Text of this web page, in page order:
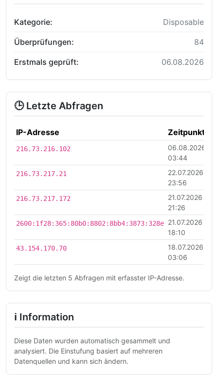
Kategorie: Disposable
Überprüfungen: 84
Erstmals geprüft: 06.08.2026
🕒 Letzte Abfragen
IP-Adresse Zeitpunkt
216.73.216.102
06.08.2026
03:44
216.73.217.21
22.07.2026
23:56
216.73.217.172
21.07.2026
21:26
2600:1f28:365:80b0:8802:8bb4:3873:328e 21.07.2026
18:10
43.154.170.70
18.07.2026
03:06
Zeigt die letzten 5 Abfragen mit erfasster IP-Adresse.
ℹ Information
Diese Daten wurden automatisch gesammelt und
analysiert. Die Einstufung basiert auf mehreren
Datenquellen und kann sich ändern.